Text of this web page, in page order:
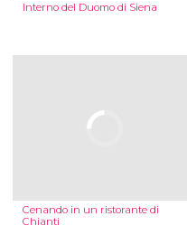
Interno del Duomo di Siena
Cenando in un ristorante di
Chianti